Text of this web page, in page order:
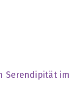
Serendipität im